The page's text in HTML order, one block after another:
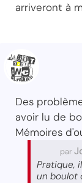
arriveront à
Des
avoir lu de
Mémoires
par
Pratique,
un boulot